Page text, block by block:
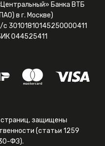
Банка ВТБ
в г. Москве)
с 30101810145250000411
044525411
страниц, защищены
(статьи 1259
ФЗ).